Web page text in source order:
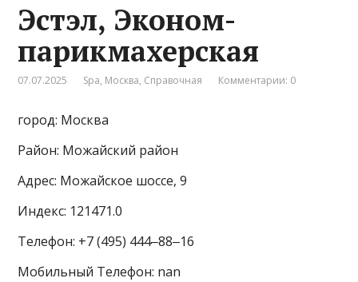
Эстэл, Эконом-
парикмахерская
07.07.2025 Spa, Москва, Справочная Комментарии: 0
город: Москва
Район: Можайский район
Адрес: Можайское шоссе, 9
Индекс: 121471.0
Телефон: +7 (495) 444‒88‒16
Мобильный Телефон: nan